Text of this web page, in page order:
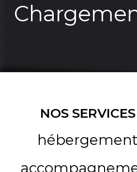
NOS SERVICES
hébergement